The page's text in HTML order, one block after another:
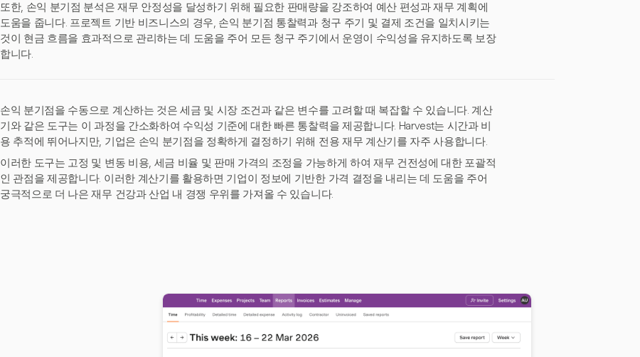
또한, 손익 분기점 분석은 재무 안정성을 달성하기 위해 필요한 판매량을 강조하여 예산 편성과 재무 계획에
도움을 줍니다. 프로젝트 기반 비즈니스의 경우, 손익 분기점 통찰력과 청구 주기 및 결제 조건을 일치시키는
것이 현금 흐름을 효과적으로 관리하는 데 도움을 주어 모든 청구 주기에서 운영이 수익성을 유지하도록 보장
합니다.
손익 분기점을 수동으로 계산하는 것은 세금 및 시장 조건과 같은 변수를 고려할 때 복잡할 수 있습니다. 계산
기와 같은 도구는 이 과정을 간소화하여 수익성 기준에 대한 빠른 통찰력을 제공합니다. Harvest는 시간과 비
용 추적에 뛰어나지만, 기업은 손익 분기점을 정확하게 결정하기 위해 전용 재무 계산기를 자주 사용합니다.
이러한 도구는 고정 및 변동 비용, 세금 비율 및 판매 가격의 조정을 가능하게 하여 재무 건전성에 대한 포괄적
인 관점을 제공합니다. 이러한 계산기를 활용하면 기업이 정보에 기반한 가격 결정을 내리는 데 도움을 주어
궁극적으로 더 나은 재무 건강과 산업 내 경쟁 우위를 가져올 수 있습니다.